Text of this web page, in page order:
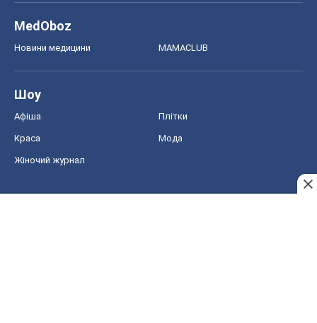
MedOboz
Новини медицини MAMACLUB
Шоу
Афіша Плітки
Краса Мода
Жіночий журнал